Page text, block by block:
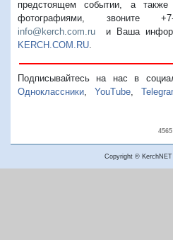
предстоящем событии, а также
фотографиями, звоните +7-
info@kerch.com.ru и Ваша
KERCH.COM.RU.
Подписывайтесь на нас в
Одноклассники, YouTube,
4565
Copyright ©